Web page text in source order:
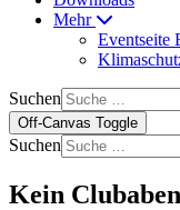
Mehr
Eventseite
Suchen
Off-Canvas Toggle
Suchen
Kein